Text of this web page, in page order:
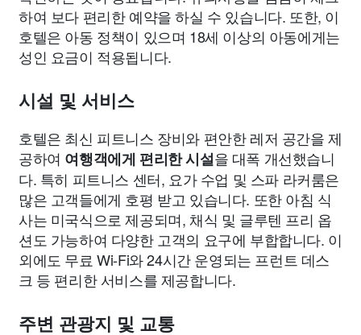
하여 보다 편리한 예약을 하실 수 있습니다. 또한, 이
호텔은 아동 정책이 있으며 18세 이상의 아동에게는
성인 요금이 적용됩니다.
시설 및 서비스
호텔은 최신 피트니스 장비와 편안한 레저 공간을 제
공하여 여행객에게 편리한 시설을 대폭 개선했습니
다. 특히 피트니스 센터, 요가 수업 및 스파 라커룸은
많은 고객들에게 호평 받고 있습니다. 또한 아침 식
사는 미국식으로 제공되며, 채식 및 글루텐 프리 옵
션도 가능하여 다양한 고객의 요구에 부합합니다. 이
외에도 무료 Wi-Fi와 24시간 운영되는 프런트 데스
크 등 편리한 서비스를 제공합니다.
주변 관광지 및 교통